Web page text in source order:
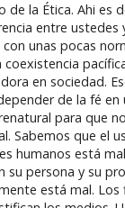
de la Ética. Ahi es
entre ustedes
unas pocas
en sociedad.
de la fé
para que
Sabemos que el
humanos está
su persona y su
está mal. Los